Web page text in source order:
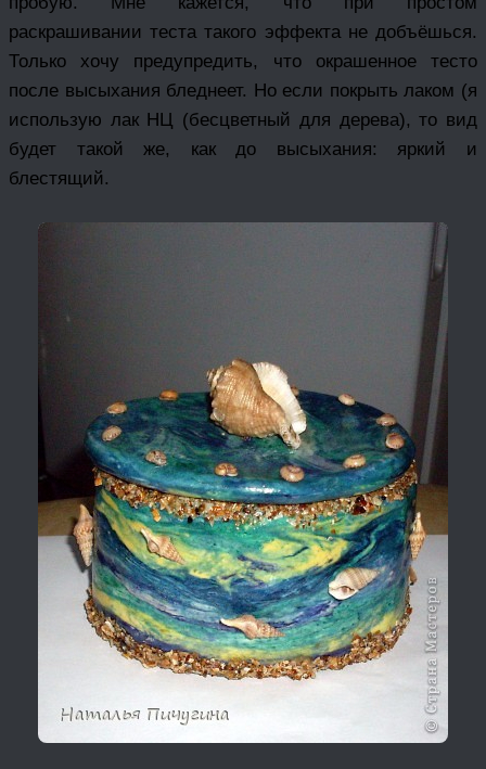
раскрашивании теста такого эффекта не добъёшься.
Только хочу предупредить, что окрашенное тесто
после высыхания бледнеет. Но если покрыть лаком (я
использую лак НЦ (бесцветный для дерева), то вид
будет такой же, как до высыхания: яркий и
блестящий.